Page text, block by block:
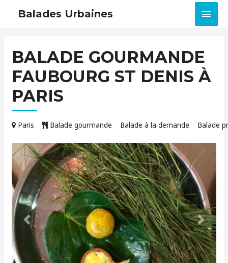
Balades Urbaines
BALADE GOURMANDE
FAUBOURG ST DENIS À
PARIS
Paris Balade gourmande Balade à la demande Balade
Précédent Suivant